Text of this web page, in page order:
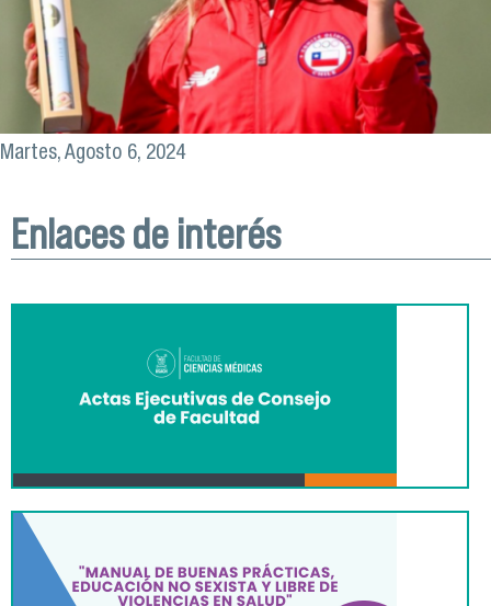
Martes, Agosto 6, 2024
Enlaces de interés